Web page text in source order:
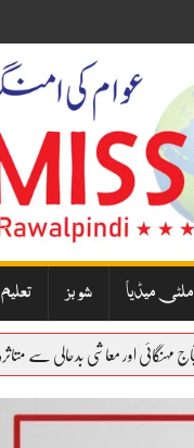
ملٹی میڈیا شوبز تعلیم